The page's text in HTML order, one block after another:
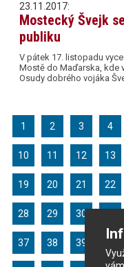
23.11.2017:
Mostecký Švejk
publiku
V pátek 17. listopadu
Mostě do Maďarska, kde
Osudy dobrého vojáka
1 2 3 4
10 11 12 13
19 20 21 22
28 29 30
37 38 39